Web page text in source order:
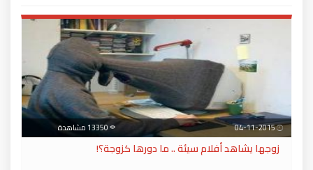
04-11-2015
زوجها يشاهد أفلام سيئة .. ما دورها كزوجة؟!